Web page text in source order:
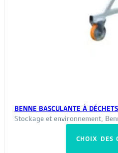
BENNE BASCULANTE À
Stockage et environnement,
CHOIX DES